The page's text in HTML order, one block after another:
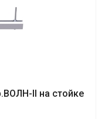
II на стойке